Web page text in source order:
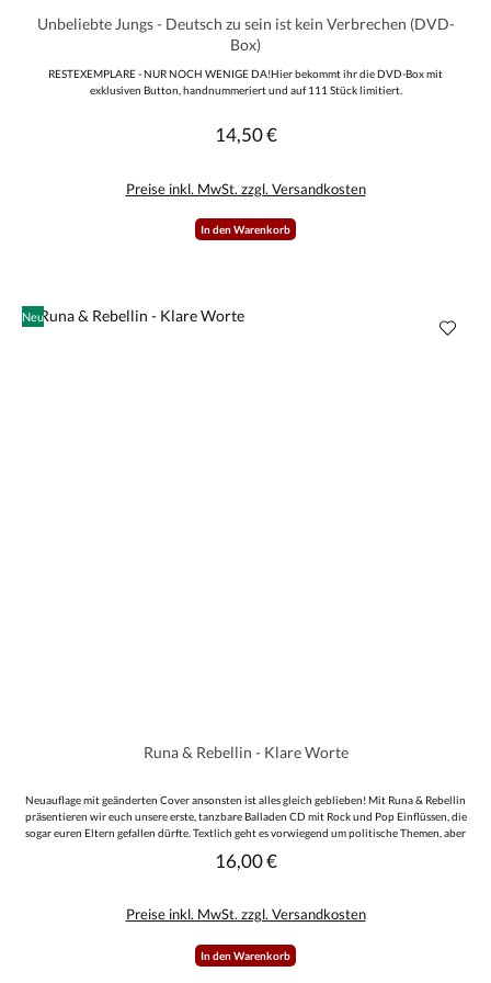
Unbeliebte Jungs - Deutsch zu sein ist kein Verbrechen (DVD-
Box)
RESTEXEMPLARE - NUR NOCH WENIGE DA!Hier bekommt ihr die DVD-Box mit
exklusiven Button, handnummeriert und auf 111 Stück limitiert.
Regulärer Preis:
14,50 €
Preise inkl. MwSt. zzgl. Versandkosten
In den Warenkorb
Neu
Runa & Rebellin - Klare Worte
Neuauflage mit geänderten Cover ansonsten ist alles gleich geblieben! Mit Runa & Rebellin
präsentieren wir euch unsere erste, tanzbare Balladen CD mit Rock und Pop Einflüssen, die
sogar euren Eltern gefallen dürfte. Textlich geht es vorwiegend um politische Themen, aber
nicht zu kurz. Dabei sind es vor allem die Lieder mit mahnendem Charakter, welche heraus
Wer mal über den Rac’n’Roll-Tellerrand hinaus schauen möchte, kann hier bedenkenlos bei
Regulärer Preis:
16,00 €
Preise inkl. MwSt. zzgl. Versandkosten
In den Warenkorb